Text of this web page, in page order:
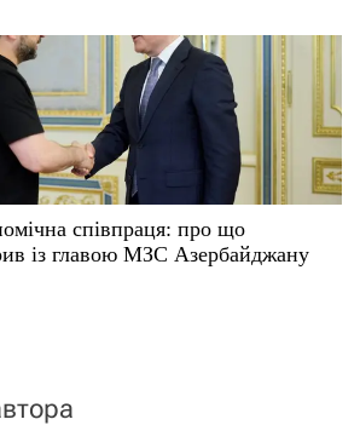
співпраця: про що
із главою МЗС Азербайджану